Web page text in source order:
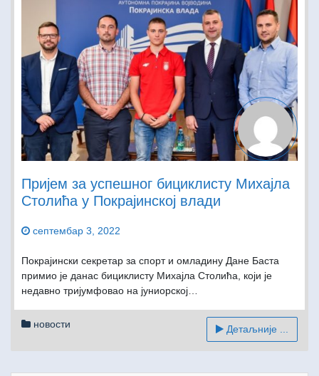
Пријем за успешног бициклисту Михајла
Столића у Покрајинској влади
септембар 3, 2022
Покрајински секретар за спорт и омладину Дане Баста
примио је данас бициклисту Михајла Столића, који је
недавнo триjумфовао на јуниорској…
новости Детаљније ...